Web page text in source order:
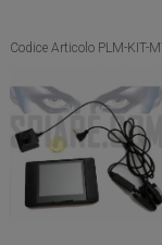
Codice Articolo PLM-KIT-